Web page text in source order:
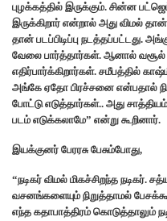
புழக்கத்தில் இருக்கும். சின்ன
இருக்கிறார் என்றால் அது விமல்
தான் படப்பிடிப்பு நடத்தப்பட்டது.
வேலை பார்த்தார்கள். ஆனால் வசூல்
எதிர்பார்க்கிறார்கள். சமீபத்தில்
அங்கே ஏதோ பிரச்சனை என்பதால்
போட்டு எடுத்தார்கள்.. அது
படம் எடுக்கலாமே” என்று கூறினார்.
இயக்குனர் பேரரசு பேசும்போது,
“நடிகர் விமல் மிகச்சிறந்த நடிகர்.
வசனங்களையும் நிறுத்தாமல்
எந்த கதாபாத்திரம் கொடுத்தாலும்